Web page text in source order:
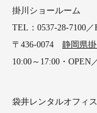
掛川ショールーム
TEL：0537-28-7100／
〒436-0074 静岡県
10:00～17:00・OPEN
袋井レンタルオフィス